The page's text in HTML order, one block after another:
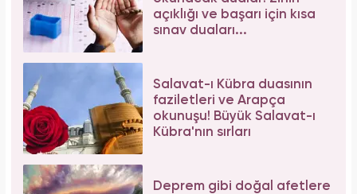
açıklığı ve başarı için kısa
sınav duaları...
Salavat-ı Kübra duasının
faziletleri ve Arapça
okunuşu! Büyük Salavat-ı
Kübra'nın sırları
Deprem gibi doğal afetlere